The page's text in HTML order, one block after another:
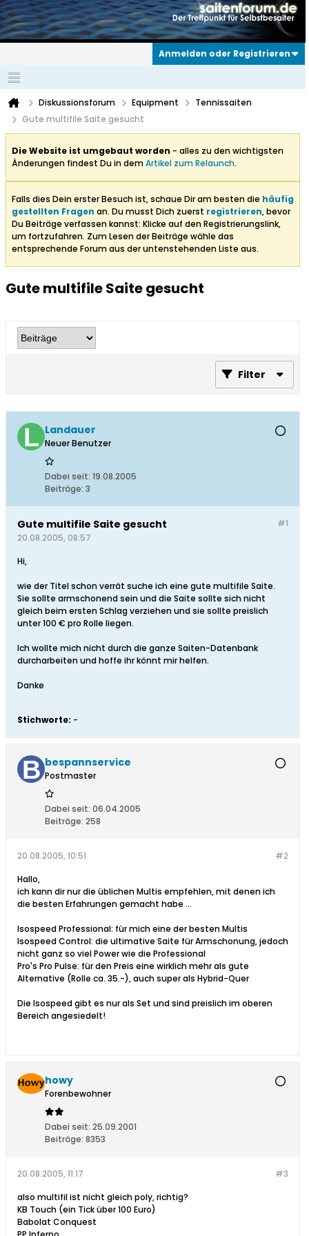
Anmelden oder Registrieren
Diskussionsforum Equipment
Tennissaiten
Gute multifile Saite gesucht
Die Website ist umgebaut worden - alles zu den wichtigsten
Änderungen findest Du in demArtikel zum Relaunch.
Falls dies Dein erster Besuch ist, schaue Dir am besten die häufig
gestellten Fragen an. Du musst Dich zuerst registrieren, bevor
Du Beiträge verfassen kannst: Klicke auf den Registrierungslink,
um fortzufahren. Zum Lesen der Beiträge wähle das
entsprechende Forum aus der untenstehenden Liste aus.
Gute multifile Saite gesucht
Filter
Landauer
Neuer Benutzer
Dabei seit: 19.08.2005
Beiträge: 3
#1
Gute multifile Saite gesucht
20.08.2005, 08:57
Hi,
wie der Titel schon verrät suche ich eine gute multifile Saite.
Sie sollte armschonend sein und die Saite sollte sich nicht
gleich beim ersten Schlag verziehen und sie sollte preislich
unter 100 € pro Rolle liegen.
Ich wollte mich nicht durch die ganze Saiten-Datenbank
durcharbeiten und hoffe ihr könnt mir helfen.
Danke
Stichworte: -
bespannservice
Postmaster
Dabei seit: 06.04.2005
Beiträge: 258
#2
20.08.2005, 10:51
Hallo,
ich kann dir nur die üblichen Multis empfehlen, mit denen ich
die besten Erfahrungen gemacht habe ...
Isospeed Professional: für mich eine der besten Multis
Isospeed Control: die ultimative Saite für Armschonung, jedoch
nicht ganz so viel Power wie die Professional
Pro's Pro Pulse: für den Preis eine wirklich mehr als gute
Alternative (Rolle ca. 35.-), auch super als Hybrid-Quer
Die Isospeed gibt es nur als Set und sind preislich im oberen
Bereich angesiedelt!
howy
Forenbewohner
Dabei seit: 25.09.2001
Beiträge: 8353
#3
20.08.2005, 11:17
also multifil ist nicht gleich poly, richtig?
KB Touch (ein Tick über 100 Euro)
Babolat Conquest